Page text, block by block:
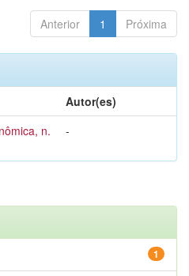
Anterior 1 Próxima
Autor(es)
n.
-
1